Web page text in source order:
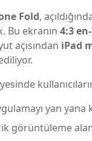
Fold,
Bu ekranın 4:3
açısından iPad
yan
görüntüleme